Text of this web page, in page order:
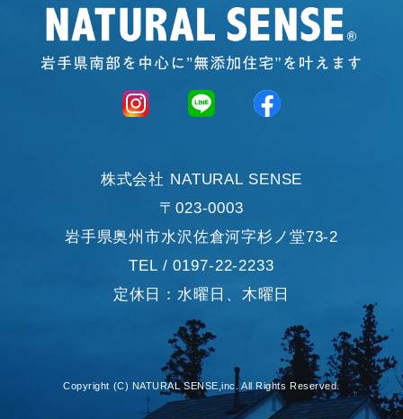
株式会社 NATURAL SENSE
〒023-0003
岩手県奥州市水沢佐倉河字杉ノ堂73-2
TEL / 0197-22-2233
定休日：水曜日、木曜日
Copyright (C) NATURAL SENSE,inc. All Rights Reserved.